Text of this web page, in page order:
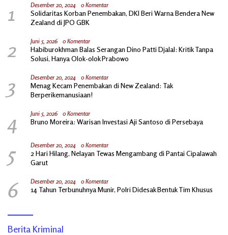
1 Desember 20, 2024 0 Komentar
Solidaritas Korban Penembakan, DKI Beri Warna Bendera New
Zealand di JPO GBK
2 Juni 5, 2026 0 Komentar
Habiburokhman Balas Serangan Dino Patti Djalal: Kritik Tanpa
Solusi, Hanya Olok-olok Prabowo
3 Desember 20, 2024 0 Komentar
Menag Kecam Penembakan di New Zealand: Tak
Berperikemanusiaan!
4 Juni 5, 2026 0 Komentar
Bruno Moreira: Warisan Investasi Aji Santoso di Persebaya
5 Desember 20, 2024 0 Komentar
2 Hari Hilang, Nelayan Tewas Mengambang di Pantai Cipalawah
Garut
6 Desember 20, 2024 0 Komentar
14 Tahun Terbunuhnya Munir, Polri Didesak Bentuk Tim Khusus
Berita Kriminal